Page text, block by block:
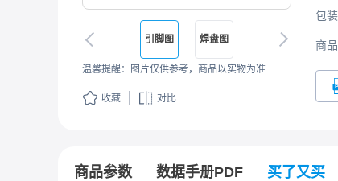
引脚图 焊盘图
温馨提醒：图片仅供参考，商品以实物为准
收藏 对比
包
商
商品参数 数据手册PDF 买了又买